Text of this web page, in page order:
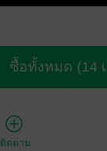
ซื้อทั้งหมด (14
ติดตาม